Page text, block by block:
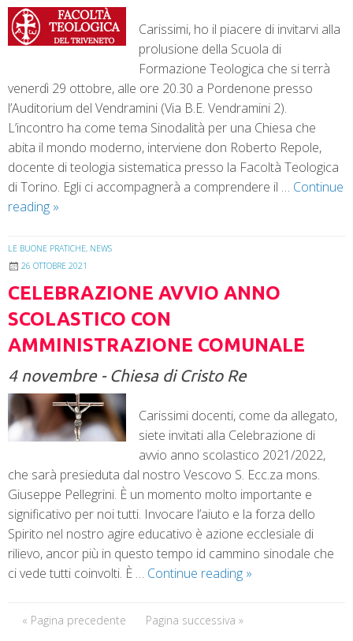
Carissimi, ho il piacere di invitarvi alla
prolusione della Scuola di
Formazione Teologica che si terrà
venerdì 29 ottobre, alle ore 20.30 a Pordenone presso
l’Auditorium del Vendramini (Via B.E. Vendramini 2).
L’incontro ha come tema Sinodalità per una Chiesa che
abita il mondo moderno, interviene don Roberto Repole,
docente di teologia sistematica presso la Facoltà Teologica
di Torino. Egli ci accompagnerà a comprendere il … Continue
reading »
LE BUONE PRATICHE, NEWS
26 OTTOBRE 2021
CELEBRAZIONE AVVIO ANNO
SCOLASTICO CON
AMMINISTRAZIONE COMUNALE
4 novembre - Chiesa di Cristo Re
Carissimi docenti, come da allegato,
siete invitati alla Celebrazione di
avvio anno scolastico 2021/2022,
che sarà presieduta dal nostro Vescovo S. Ecc.za mons.
Giuseppe Pellegrini. È un momento molto importante e
significativo per noi tutti. Invocare l’aiuto e la forza dello
Spirito nel nostro agire educativo è azione ecclesiale di
rilievo, ancor più in questo tempo id cammino sinodale che
ci vede tutti coinvolti. È … Continue reading »
« Pagina precedente Pagina successiva »